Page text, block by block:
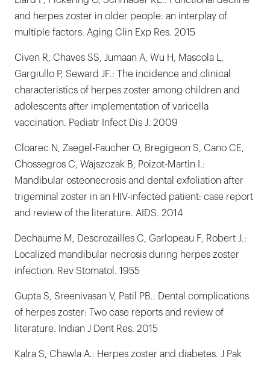
and herpes zoster in older people: an interplay of
multiple factors. Aging Clin Exp Res. 2015
Civen R, Chaves SS, Jumaan A, Wu H, Mascola L,
Gargiullo P, Seward JF.: The incidence and clinical
characteristics of herpes zoster among children and
adolescents after implementation of varicella
vaccination. Pediatr Infect Dis J. 2009
Cloarec N, Zaegel-Faucher O, Bregigeon S, Cano CE,
Chossegros C, Wajszczak B, Poizot-Martin I.:
Mandibular osteonecrosis and dental exfoliation after
trigeminal zoster in an HIV-infected patient: case report
and review of the literature. AIDS. 2014
Dechaume M, Descrozailles C, Garlopeau F, Robert J.:
Localized mandibular necrosis during herpes zoster
infection. Rev Stomatol. 1955
Gupta S, Sreenivasan V, Patil PB.: Dental complications
of herpes zoster: Two case reports and review of
literature. Indian J Dent Res. 2015
Kalra S, Chawla A.: Herpes zoster and diabetes. J Pak